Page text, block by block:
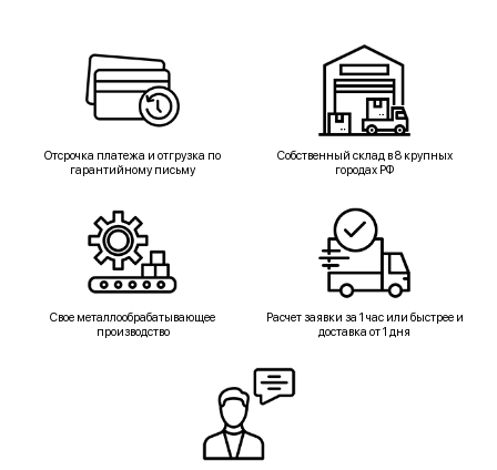
Отсрочка платежа и отгрузка по
гарантийному письму
Собственный склад в 8 крупных
городах РФ
Свое металлообрабатывающее
производство
Расчет заявки за 1 час или быстрее и
доставка от 1 дня